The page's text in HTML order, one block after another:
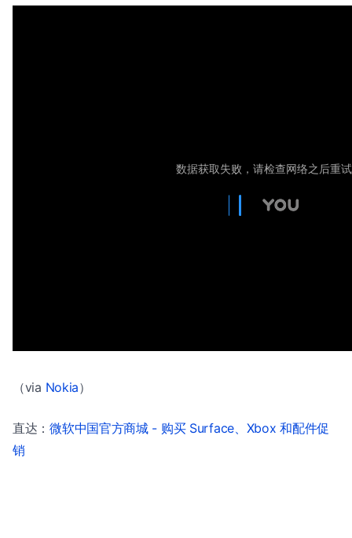
（via Nokia）
直达：微软中国官方商城 - 购买 Surface、Xbox 和配件促
销